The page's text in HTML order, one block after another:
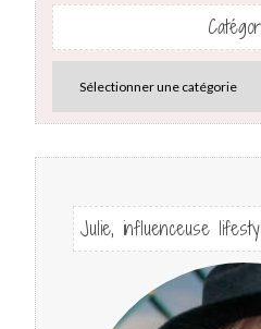
Julie, influenceuse